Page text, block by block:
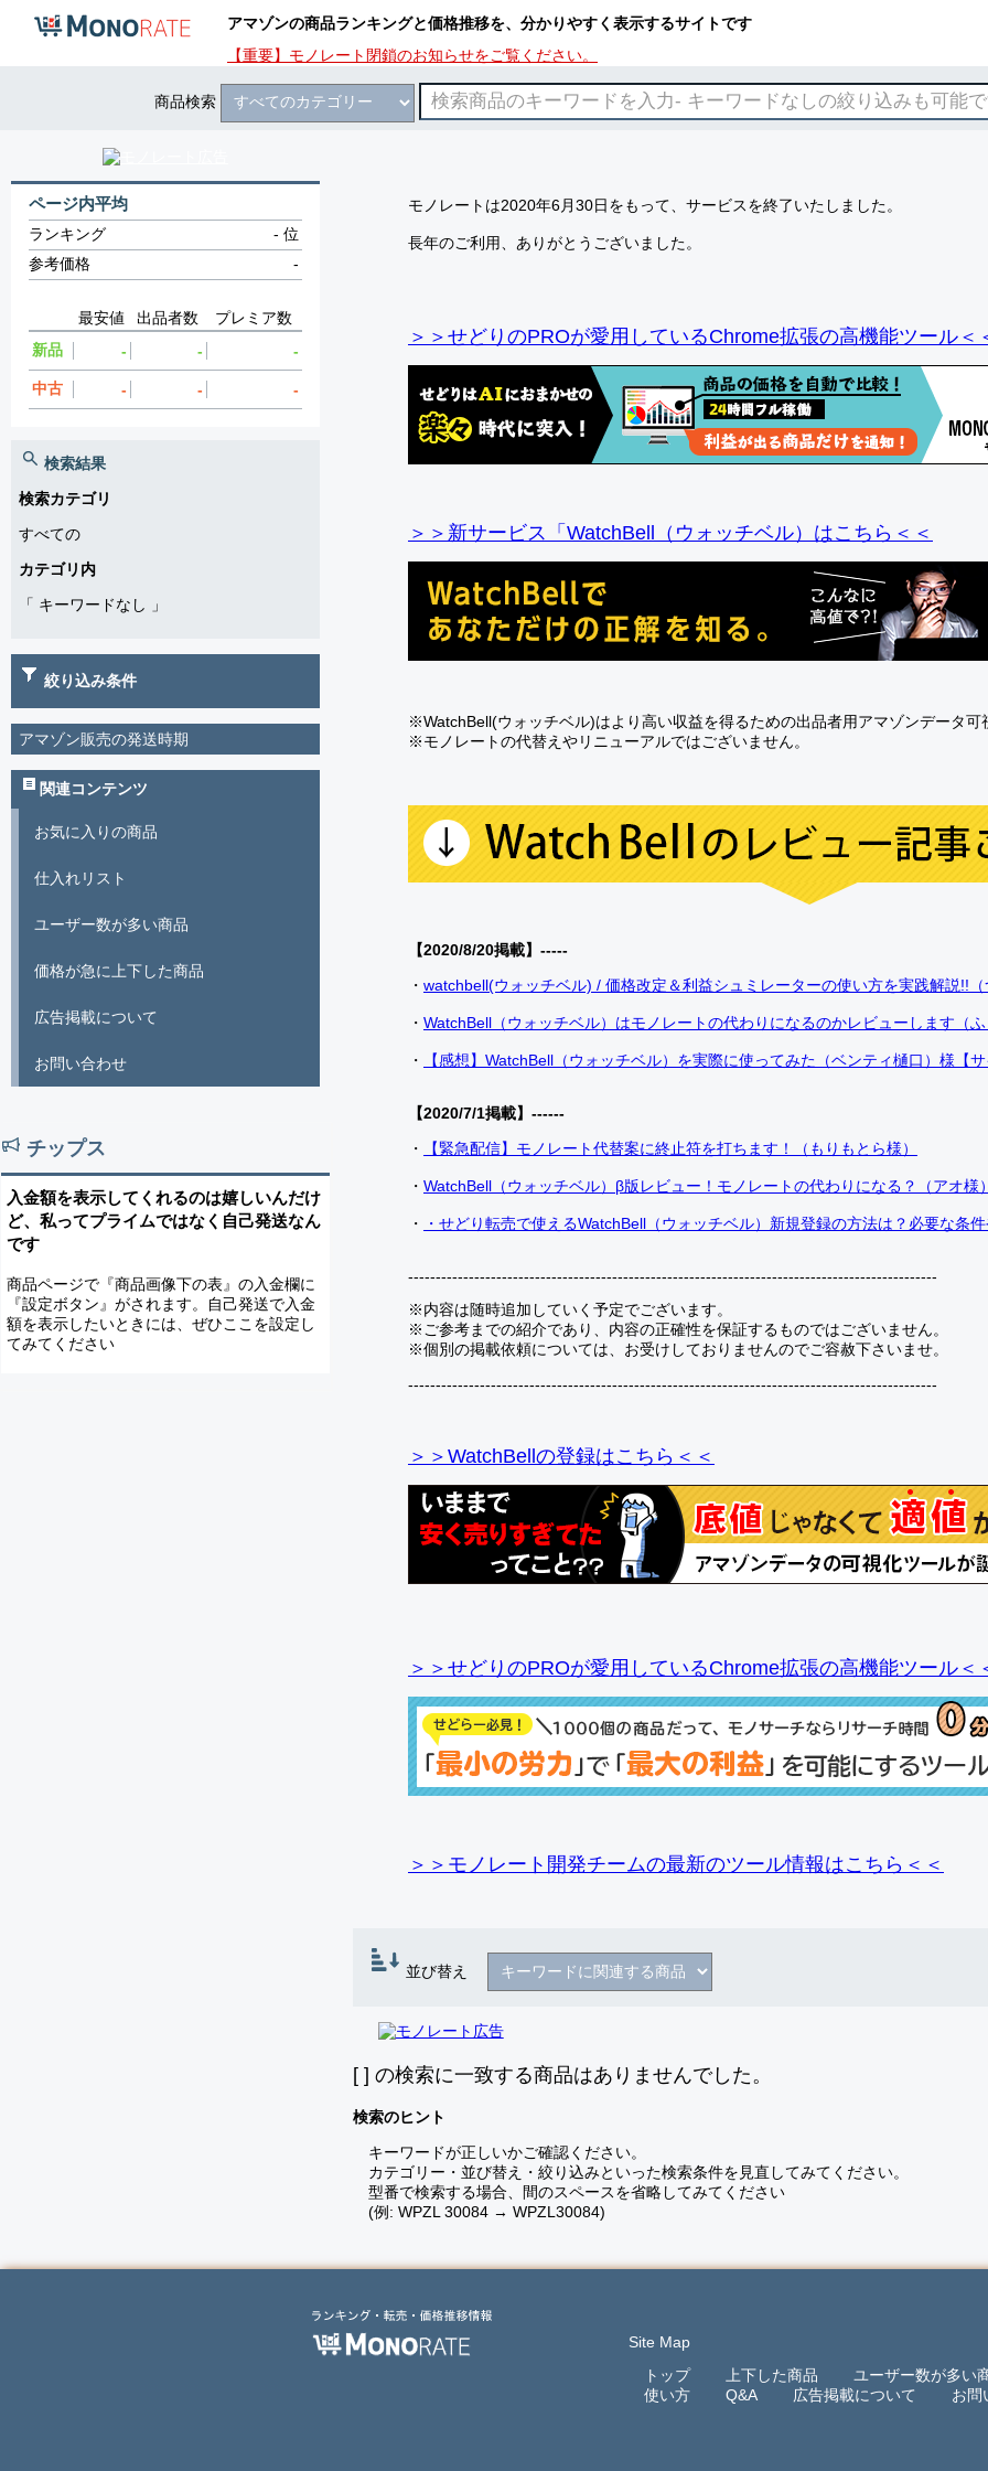
アマゾンの商品ランキングと価格推移を、分かりやすく表示するサイトです
【重要】モノレート閉鎖のお知らせをご覧ください。
商品検索
モノレートは2020年6月30日をもって、サービスを終了いたしました。
長年のご利用、ありがとうございました。
＞＞せどりのPROが愛用しているChrome拡張の高機能ツール＜
＞＞新サービス「WatchBell（ウォッチベル）はこちら＜＜
※WatchBell(ウォッチベル)はより高い収益を得るための出品者用アマゾンデータ可
※モノレートの代替えやリニューアルではございません。
【2020/8/20掲載】-----
・ watchbell(ウォッチベル) / 価格改定＆利益シュミレーターの使い方を実践解説!!
・ WatchBell（ウォッチベル）はモノレートの代わりになるのかレビューします（
・ 【感想】WatchBell（ウォッチベル）を実際に使ってみた（ベンティ樋口）様【
【2020/7/1掲載】------
・
【緊急配信】モノレート代替案に終止符を打ちます！（もりもとら様）
・ WatchBell（ウォッチベル）β版レビュー！モノレートの代わりになる？（アオ様
・ ・せどり転売で使えるWatchBell（ウォッチベル）新規登録の方法は？必要な条
------------------------------------------------------------------------------------------------
※内容は随時追加していく予定でございます。
※ご参考までの紹介であり、内容の正確性を保証するものではございません。
※個別の掲載依頼については、お受けしておりませんのでご容赦下さいませ。
------------------------------------------------------------------------------------------------
＞＞WatchBellの登録はこちら＜＜
＞＞せどりのPROが愛用しているChrome拡張の高機能ツール＜
＞＞モノレート開発チームの最新のツール情報はこちら＜＜
並び替え
[ ] の検索に一致する商品はありませんでした。
検索のヒント
キーワードが正しいかご確認ください。
カテゴリー・並び替え・絞り込みといった検索条件を見直してみてください。
型番で検索する場合、間のスペースを省略してみてください
(例: WPZL 30084 → WPZL30084)
ページ内平均
ランキング -位
参考価格
-
最安値 出品者数
プレミア数
新品
- - -
中古 - - -
検索結果
検索カテゴリ
すべての
カテゴリ内
「 キーワードなし 」
絞り込み条件
アマゾン販売の発送時期
関連コンテンツ
お気に入りの商品
仕入れリスト
ユーザー数が多い商品
価格が急に上下した商品
広告掲載について
お問い合わせ
チップス
入金額を表示してくれるのは嬉しいんだけ
ど、私ってプライムではなく自己発送なん
です
商品ページで『商品画像下の表』の入金欄に
『設定ボタン』がされます。自己発送で入金
額を表示したいときには、ぜひここを設定し
てみてください
Site Map
トップ
上下した商品
ユーザー数が多い
使い方
Q&A 広告掲載について お問